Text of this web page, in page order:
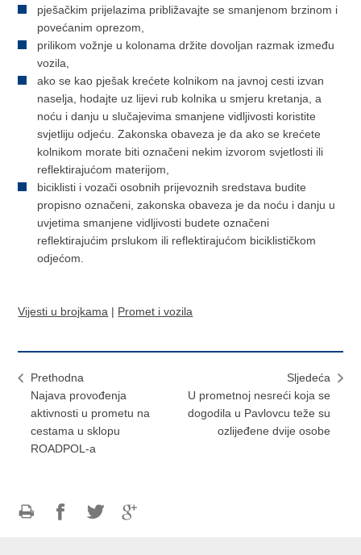
pješačkim prijelazima približavajte se smanjenom brzinom i
povećanim oprezom,
prilikom vožnje u kolonama držite dovoljan razmak između
vozila,
ako se kao pješak krećete kolnikom na javnoj cesti izvan
naselja, hodajte uz lijevi rub kolnika u smjeru kretanja, a
noću i danju u slučajevima smanjene vidljivosti koristite
svjetliju odjeću. Zakonska obaveza je da ako se krećete
kolnikom morate biti označeni nekim izvorom svjetlosti ili
reflektirajućom materijom,
biciklisti i vozači osobnih prijevoznih sredstava budite
propisno označeni, zakonska obaveza je da noću i danju u
uvjetima smanjene vidljivosti budete označeni
reflektirajućim prslukom ili reflektirajućom biciklističkom
odjećom.
Vijesti u brojkama | Promet i vozila
Prethodna
Najava provođenja
aktivnosti u prometu na
cestama u sklopu
ROADPOL-a
Sljedeća
U prometnoj nesreći koja se
dogodila u Pavlovcu teže su
ozlijeđene dvije osobe